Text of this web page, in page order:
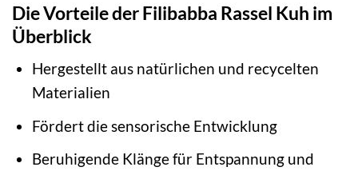
Die Vorteile der Filibabba Rassel Kuh im
Überblick
Hergestellt aus natürlichen und recycelten
Materialien
Fördert die sensorische Entwicklung
Beruhigende Klänge für Entspannung und